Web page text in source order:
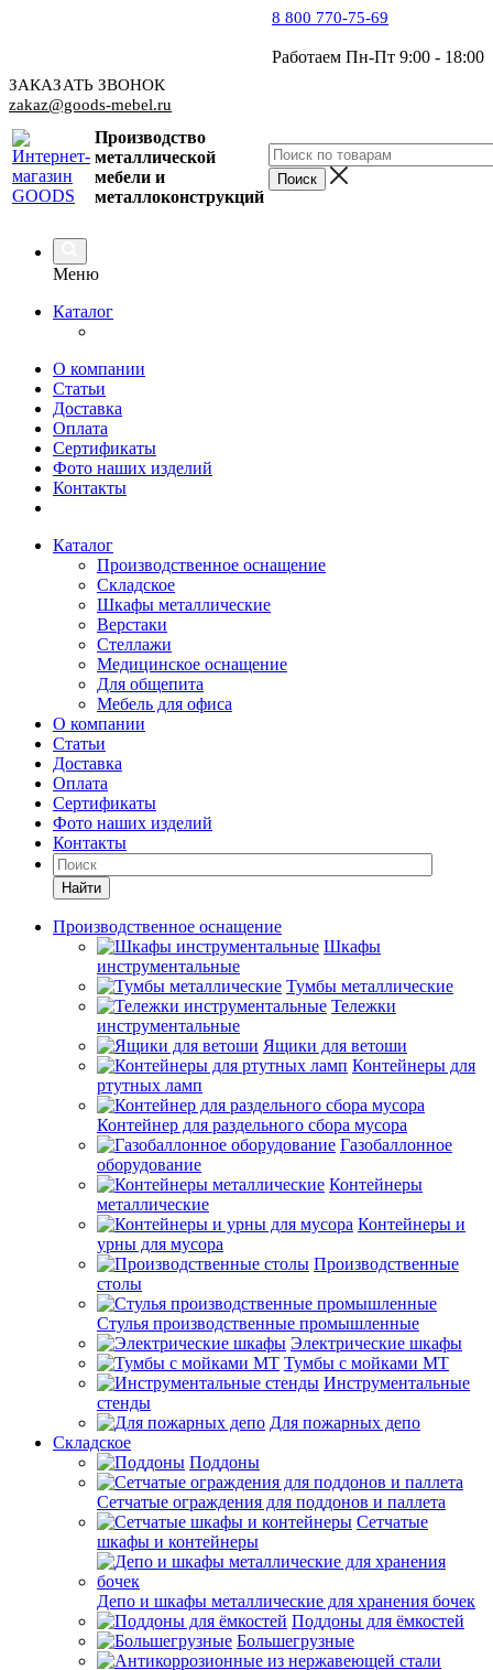
8 800 770-75-69
Работаем Пн-Пт 9:00 - 18:00
ЗАКАЗАТЬ ЗВОНОК
zakaz@goods-mebel.ru
Производство
металлической
мебели и
металлоконструкций
Меню
Каталог
О компании
Статьи
Доставка
Оплата
Сертификаты
Фото наших изделий
Контакты
Каталог
Производственное оснащение
Складское
Шкафы металлические
Верстаки
Стеллажи
Медицинское оснащение
Для общепита
Мебель для офиса
О компании
Статьи
Доставка
Оплата
Сертификаты
Фото наших изделий
Контакты
Найти
Производственное оснащение
Шкафы
инструментальные
Тумбы металлические
Тележки
инструментальные
Ящики для ветоши
Контейнеры для
ртутных ламп
Контейнер для раздельного сбора мусора
Газобаллонное
оборудование
Контейнеры
металлические
Контейнеры и
урны для мусора
Производственные
столы
Стулья производственные промышленные
Электрические шкафы
Тумбы с мойками МТ
Инструментальные
стенды
Для пожарных депо
Складское
Поддоны
Сетчатые ограждения для поддонов и паллета
Сетчатые
шкафы и контейнеры
Депо и шкафы металлические для хранения бочек
Поддоны для ёмкостей
Большегрузные